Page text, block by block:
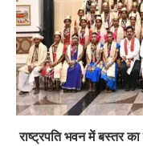
राष्ट्रपति भवन में बस्तर